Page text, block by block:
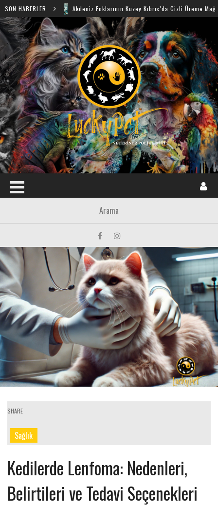
SON HABERLERAkdeniz Foklarının Kuzey Kıbrıs’da Gizli Üreme Mağaraları
SHARE
Sağlık
Kedilerde Lenfoma: Nedenleri,
Belirtileri ve Tedavi Seçenekleri